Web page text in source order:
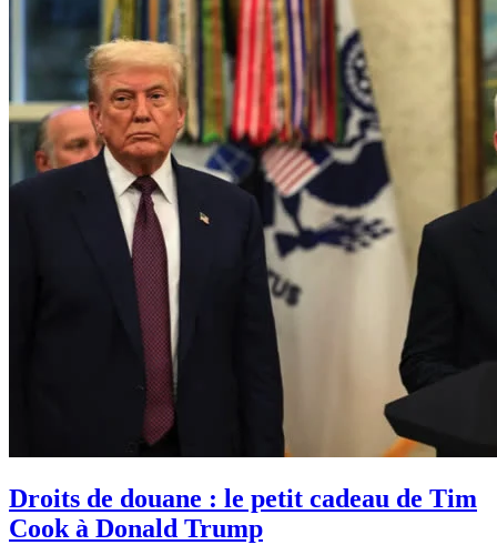
Droits de douane : le petit cadeau de Tim
Cook à Donald Trump